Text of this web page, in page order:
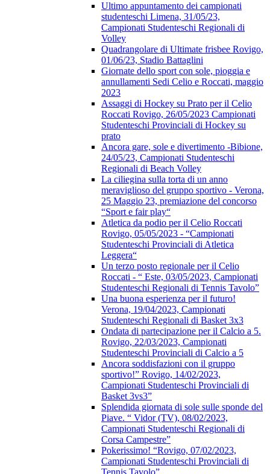
Ultimo appuntamento dei campionati
studenteschi Limena, 31/05/23,
Campionati Studenteschi Regionali di
Volley
Quadrangolare di Ultimate frisbee Rovigo,
01/06/23, Stadio Battaglini
Giornate dello sport con sole, pioggia e
annullamenti Sedi Celio e Roccati, maggio
2023
Assaggi di Hockey su Prato per il Celio
Roccati Rovigo, 26/05/2023 Campionati
Studenteschi Provinciali di Hockey su
prato
Ancora gare, sole e divertimento -Bibione,
24/05/23, Campionati Studenteschi
Regionali di Beach Volley
La ciliegina sulla torta di un anno
meraviglioso del gruppo sportivo - Verona,
25 Maggio 23, premiazione del concorso
“Sport e fair play“
Atletica da podio per il Celio Roccati
Rovigo, 05/05/2023 - “Campionati
Studenteschi Provinciali di Atletica
Leggera“
Un terzo posto regionale per il Celio
Roccati - “ Este, 03/05/2023, Campionati
Studenteschi Regionali di Tennis Tavolo”
Una buona esperienza per il futuro!
Verona, 19/04/2023, Campionati
Studenteschi Regionali di Basket 3x3
Ondata di partecipazione per il Calcio a 5.
Rovigo, 22/03/2023, Campionati
Studenteschi Provinciali di Calcio a 5
Ancora soddisfazioni con il gruppo
sportivo!” Rovigo, 14/02/2023,
Campionati Studenteschi Provinciali di
Basket 3vs3”
Splendida giornata di sole sulle sponde del
Piave. “ Vidor (TV), 08/02/2023,
Campionati Studenteschi Regionali di
Corsa Campestre”
Pokerissimo! “Rovigo, 07/02/2023,
Campionati Studenteschi Provinciali di